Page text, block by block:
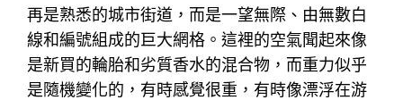
再是熟悉的城市街道，而是一望無際、由無數白
線和編號組成的巨大網格。這裡的空氣聞起來像
是新買的輪胎和劣質香水的混合物，而重力似乎
是隨機變化的，有時感覺很重，有時像漂浮在游